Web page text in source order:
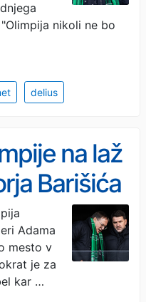
nikoli ne bo
delius
na laž
Barišića
Adama
mesto v
je za
kar …